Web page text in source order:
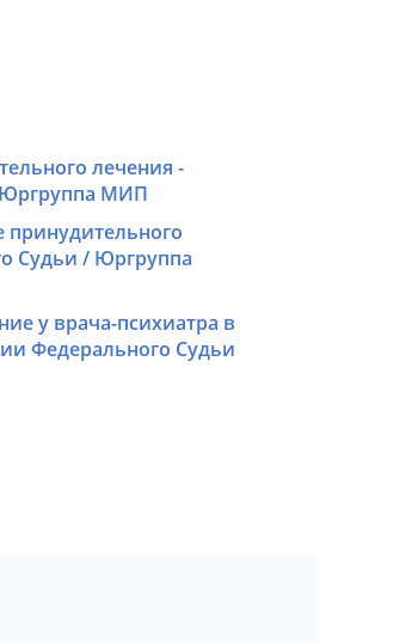
лечения -
Юргруппа МИП
Судьи / Юргруппа
у врача-психиатра в
Федерального Судьи